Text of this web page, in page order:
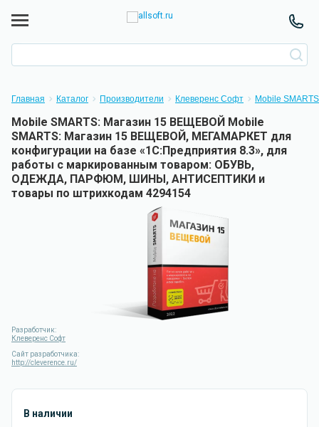
Главная Каталог Производители Клеверенс Софт Mobile
Mobile SMARTS: Магазин 15 ВЕЩЕВОЙ Mobile
SMARTS: Магазин 15 ВЕЩЕВОЙ, МЕГАМАРКЕТ для
конфигурации на базе «1С:Предприятия 8.3», для
работы с маркированным товаром: ОБУВЬ,
ОДЕЖДА, ПАРФЮМ, ШИНЫ, АНТИСЕПТИКИ и
товары по штрихкодам 4294154
Разработчик:
Клеверенс Софт
Сайт разработчика:
http://cleverence.ru/
В наличии